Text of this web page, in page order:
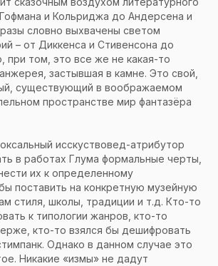
и Кольриджа до Андерсена и
словно выхвачены светом
– от Диккенса и Стивенсона до
при том, это все же не какая-то
застывшая в камне. Это свой,
существующий в воображаемом
пространстве мир фантазёра
исскуствовед-атрибутор
в работах Глума формальные черты,
их к определенному
поставить на конкретную музейную
стиля, школы, традиции и т.д. Кто-то
к типологии жанров, кто-то
кто-то взялся бы дешифровать
Однако в данном случае это
Никакие «измы» не дадут